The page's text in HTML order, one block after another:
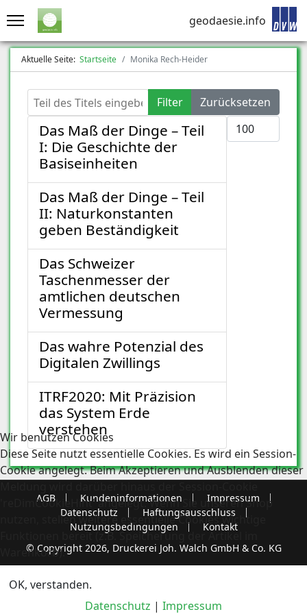
geodaesie.info
Aktuelle Seite: Startseite Monika Rech-Heider
Teil des Titels eingeben Filter
Zurücksetzen
Anzeige #
Das Maß der Dinge – Teil
I: Die Geschichte der
Basiseinheiten
Das Maß der Dinge – Teil
II: Naturkonstanten
geben Beständigkeit
Das Schweizer
Taschenmesser der
amtlichen deutschen
Vermessung
Das wahre Potenzial des
Digitalen Zwillings
ITRF2020: Mit Präzision
das System Erde
verstehen
AGB Kundeninformationen
Impressum
Datenschutz
Haftungsausschluss
Nutzungsbedingungen
Kontakt
© Copyright 2026, Druckerei Joh. Walch GmbH & Co. KG
Wir benutzen Cookies
Diese Seite nutzt essentielle Cookies. Es wird ein Session-
Cookie angelegt. Beim Akzeptieren und Ausblenden dieser
'reDimCookieHint' angelegt. Wenn Sie unseren Shop
nutzen, stellen weitere essentielle Cookies wichtige
Funktionen bereit (z.B. Speicherung der Artikel im
Warenkorb).
OK, verstanden.
Datenschutz | Impressum